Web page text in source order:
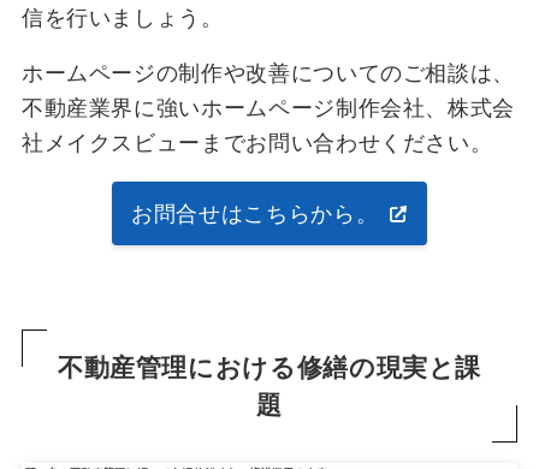
信を行いましょう。
ホームページの制作や改善についてのご相談は、
不動産業界に強いホームページ制作会社、株式会
社メイクスビューまでお問い合わせください。
お問合せはこちらから。
不動産管理における修繕の現実と課
題